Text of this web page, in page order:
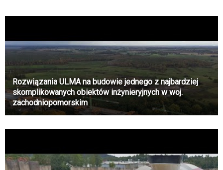
Rozwiązania ULMA na budowie jednego z najbardziej
skomplikowanych obiektów inżynieryjnych w woj.
zachodniopomorskim